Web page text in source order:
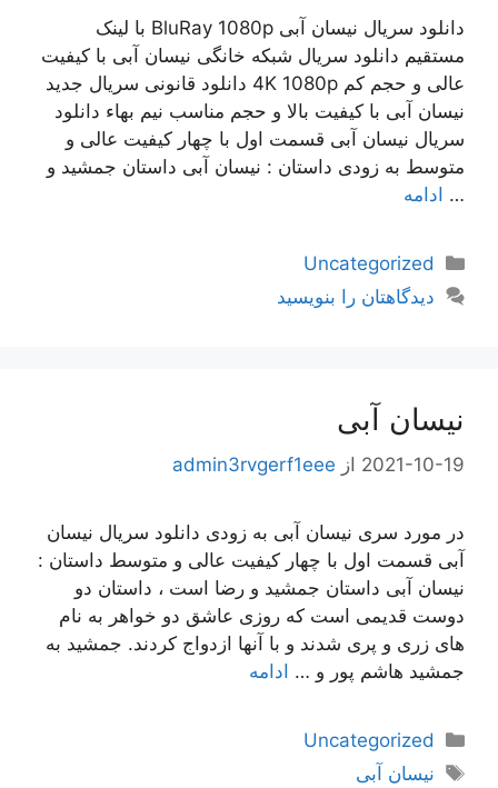
دانلود سریال نیسان آبی BluRay 1080p با لینک
مستقیم دانلود سریال شبکه خانگی نیسان آبی با کیفیت
عالی و حجم کم 4K 1080p دانلود قانونی سریال جدید
نیسان آبی با کیفیت بالا و حجم مناسب نیم بهاء دانلود
سریال نیسان آبی قسمت اول با چهار کیفیت عالی و
متوسط به زودی داستان : نیسان آبی داستان جمشید و
… ادامه
دسته‌ها
Uncategorized
دیدگاهتان را بنویسید
نیسان آبی
2021-10-19 از admin3rvgerf1eee
در مورد سری نیسان آبی به زودی دانلود سریال نیسان
آبی قسمت اول با چهار کیفیت عالی و متوسط داستان :
نیسان آبی داستان جمشید و رضا است ، داستان دو
دوست قدیمی است که روزی عاشق دو خواهر به نام
های زری و پری شدند و با آنها ازدواج کردند. جمشید به
جمشید هاشم پور و … ادامه
دسته‌ها
Uncategorized
برچسب‌ها
نیسان آبی